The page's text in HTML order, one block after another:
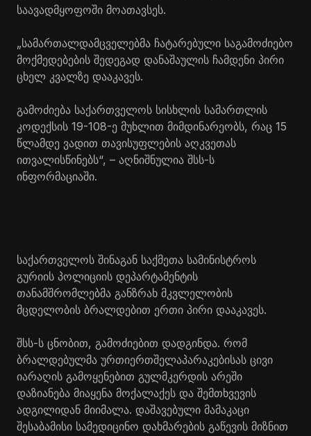
საავადმყოფოში მოათავსეს.
„სამართალდამცველებმა ჩატარებული საგამოძიებო
მოქმედებების შედეგად დანაშაულის ჩამდენი პირი
ცხელ კვალზე დააკავეს.
გამოძიება საქართველოს სისხლის სამართლის
კოდექსის 19-108-ე მუხლით მიმდინარეობს, რაც 15
წლამდე ვადით თავისუფლების აღკვეთას
ითვალისწინებს“, – აღნიშნულია შსს-ს
ინფორმაციაში.
საქართველოს შინაგან საქმეთა სამინისტროს
გურიის პოლიციის დეპარტამენტის
თანამშრომლებმა განზრახ მკვლელობის
მცდელობის ბრალდებით ერთი პირი დააკავეს.
შსს-ს ცნობით, გამოძიებით დადგინდა. რომ
ბრალდებულმა ურთიერთშელაპარაკებისას ცივი
იარაღის გამოყენებით გულმკერდის არეში
დაზიანება მიაყენა მოქალაქეს და შემთხვევის
ადგილიდან მიიმალა. დაშავებული მამაკაცი
შესაბამისი სამედიცინო დახმარების გაწევის მიზნით